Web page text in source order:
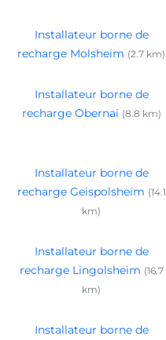
Installateur borne de
recharge Molsheim (2.7 km)
Installateur borne de
recharge Obernai (8.8 km)
Installateur borne de
recharge Geispolsheim (14.1
km)
Installateur borne de
recharge Lingolsheim (16.7
km)
Installateur borne de